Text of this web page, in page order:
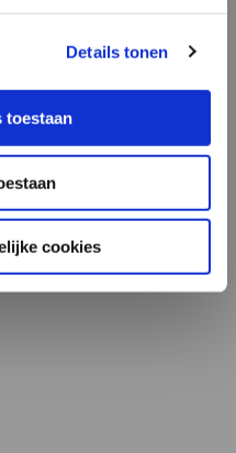
Details tonen
toestaan
cookies
ook zeer
in laadpalen,